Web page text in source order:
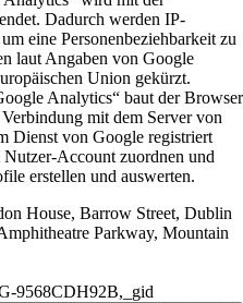
Dadurch werden IP-
eine Personenbeziehbarkeit zu
laut Angaben von Google
Union gekürzt.
Analytics“ baut der Browser
mit dem Server von
Dienst von Google registriert
Account zuordnen und
erstellen und auswerten.
House, Barrow Street, Dublin
Parkway, Mountain
9568CDH92B,_gid